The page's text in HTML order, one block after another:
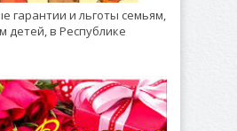
гарантии и льготы семьям,
в Республике